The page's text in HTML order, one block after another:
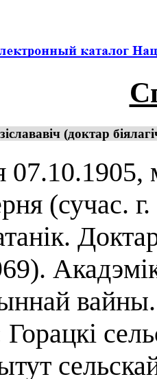
(доктар
(сучас.
вайны.